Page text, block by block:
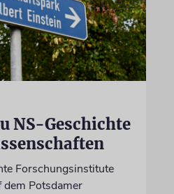
NS-Geschichte
Forschungsinstitute
dem Potsdamer